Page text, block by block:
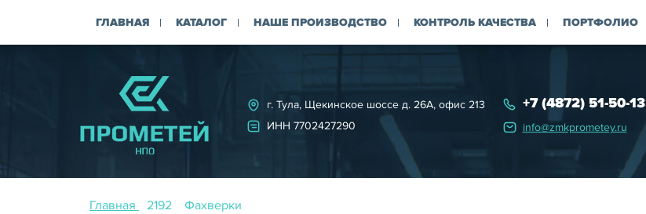
ГЛАВНАЯ КАТАЛОГ НАШЕ ПРОИЗВОДСТВО КОНТРОЛЬ КАЧЕСТВА ПОРТФОЛИО
г. Тула, Щекинское шоссе д. 26А, офис 213
ИНН 7702427290
+7 (4872) 51-50-13
info@zmkprometey.ru
Главная Фахверки